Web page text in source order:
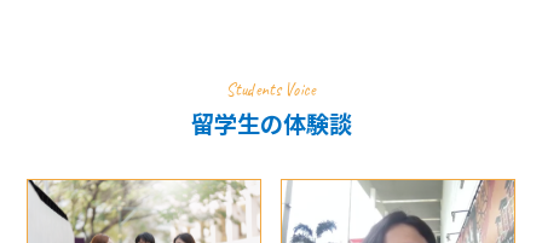
Students Voice
留学生の体験談